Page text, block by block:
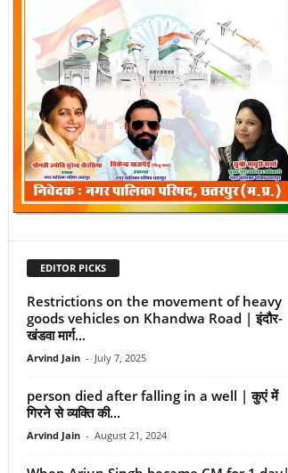
EDITOR PICKS
Restrictions on the movement of heavy
goods vehicles on Khandwa Road | इंदौर-
खंडवा मार्ग...
Arvind Jain - July 7, 2025
person died after falling in a well | कुएं में
गिरने से व्यक्ति की...
Arvind Jain - August 21, 2024